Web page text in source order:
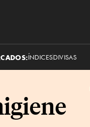
ÍNDICESDIVISAS